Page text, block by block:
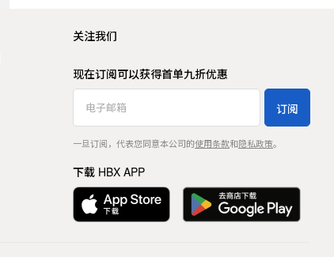
关注我们
现在订阅可以获得首单九折优惠
订阅
一旦订阅，代表您同意本公司的使用条款和隐私政策。
下载 HBX APP